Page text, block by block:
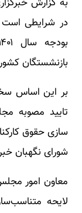
در شرایطی است
بازنشستگان
بر این اساس
تایید مصوبه
سازی حقوق
شورای نگهبان
معاون امور
لایحه